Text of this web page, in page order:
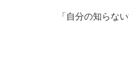
「自分の知らな